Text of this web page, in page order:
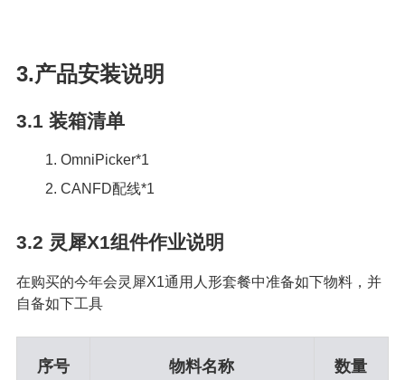
3.产品安装说明
3.1 装箱清单
1. OmniPicker*1
2. CANFD配线*1
3.2 灵犀X1组件作业说明
在购买的今年会灵犀X1通用人形套餐中准备如下物料，并
自备如下工具
序号 物料名称 数量